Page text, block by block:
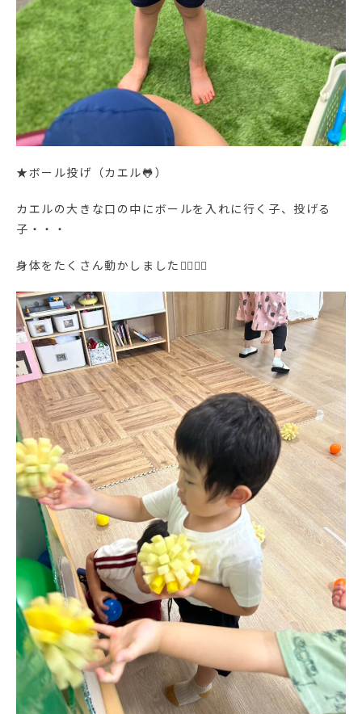
★ボール投げ（カエル🐸）
カエルの大きな口の中にボールを入れに行く子、投げる
子・・・
身体をたくさん動かしました🏃‍♀️🏃‍♂️